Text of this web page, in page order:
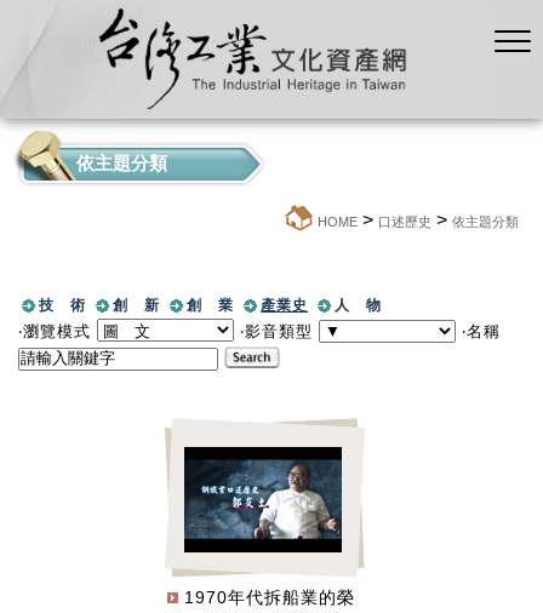
依主題分類
HOME > 口述歷史 > 依主題分類
技 術 創 新 創 業 產業史 人 物
‧瀏覽模式 ‧影音類型 ‧名稱
1970年代拆船業的榮